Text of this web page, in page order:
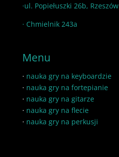
·ul. Popiełuszki 26b, Rzeszów
· Chmielnik 243a
Menu
· nauka gry na keyboardzie
· nauka gry na fortepianie
· nauka gry na gitarze
· nauka gry na flecie
· nauka gry na perkusji